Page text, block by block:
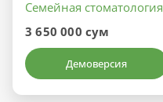
Семейная стоматология
3 650 000 сум
Демоверсия